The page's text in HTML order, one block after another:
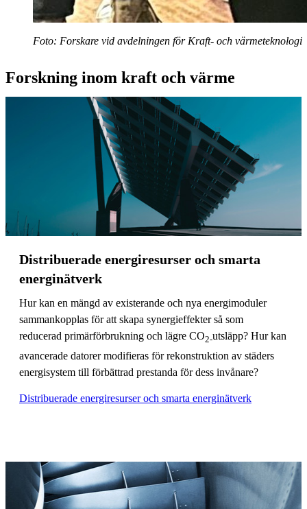
Foto: Forskare vid avdelningen för Kraft- och värmeteknologi
Forskning inom kraft och värme
Distribuerade energiresurser och smarta
energinätverk
Hur kan en mängd av existerande och nya energimoduler
sammankopplas för att skapa synergieffekter så som
reducerad primärförbrukning och lägre CO2-utsläpp? Hur kan
avancerade datorer modifieras för rekonstruktion av städers
energisystem till förbättrad prestanda för dess invånare?
Distribuerade energiresurser och smarta energinätverk